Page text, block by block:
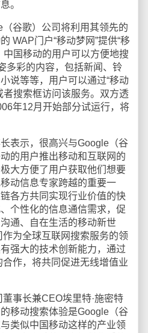
。
谷歌）公司将利用其领先的
WAP门户“移动梦网”提供“移
中国移动的用户可以方便地搜
多彩的内容，包括新闻、铃
说等等，用户可以通过“移动
者搜索框访问该服务。双方透
年12月开始部分试运行，将
示，很高兴与Google（谷
的用户推出移动和互联网的
大方便了用户获取他们想要
动信息专家跨越的重要一
各方共同实现行业价值的快
个性化的信息通信需求，促
通、自在生活的移动新世
为全球互联网搜索服务的领
强大的技术创新能力，通过
作，将共同促进无线增值业
长兼CEO埃里特·施密特
移动搜索体验是Google（谷
类似中国移动这样的产业领